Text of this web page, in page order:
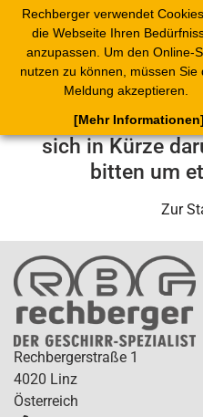
Rechberger verwendet
die Webseite Ihren
anzupassen. Um den Online-
nutzen zu können, müssen Sie
Meldung akzeptieren.
[Mehr Informationen]
Leider ist ein
aufgetreten.
sich in Kürze
bitten um
Zur
Rechbergerstraße 1
4020 Linz
Österreich